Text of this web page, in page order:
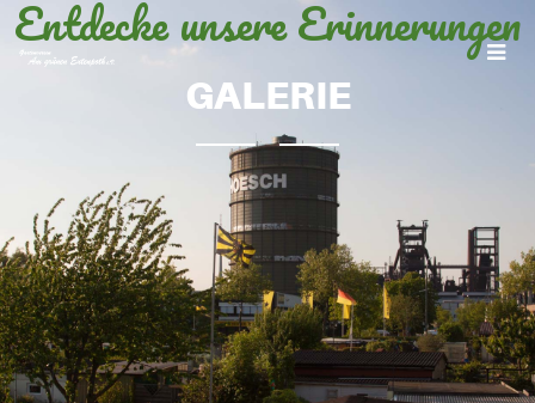
Entdecke unsere Erinnerungen
GALERIE